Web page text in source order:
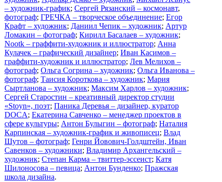
– художник-график; Сергей Рязанский – космонавт,
фотограф; ГРЕЧКА – творческое объединение; Егор
Крафт – художник; Даниил Чепик – художник; Артур
Ломакин – фотограф; Кирилл Басалаев – художник;
Nootk – граффити-художник и иллюстратор; Анна
Кулачек – графический дизайнер; Иван Касимов –
граффити-художник и иллюстратор; Лев Мелихов –
фотограф; Ольга Согрина – художник; Ольга Иванова –
фотограф; Таисия Короткова – художник; Мария
Сыртланова – художник; Максим Харлов – художник;
Сергей Старостин – креативный директор студии
«Stoyn», поэт; Паника Деревья – дизайнер, куратор
DOCA; Екатерина Савченко – менеджер проектов в
сфере культуры; Антон Булыгин – фотограф; Наталия
Карпинская – художник-график и живописец; Влад
Шутов – фотограф; Генри Йовович-Голдштейн, Иван
Савенков – художники; Владимир Архангельский –
художник; Степан Карма – твиттер-эссеист; Катя
Шилоносова – певица; Антон Бунденко; Пражская
школа дизайна.